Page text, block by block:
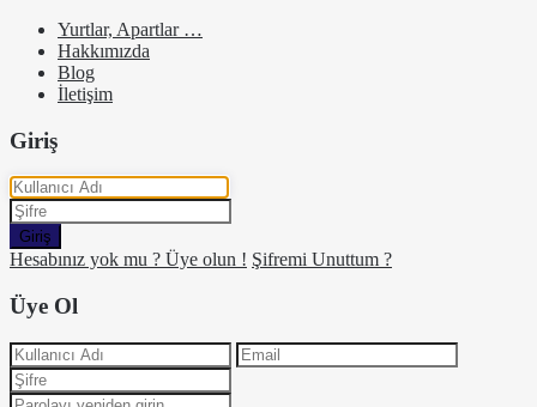
Yurtlar, Apartlar …
Hakkımızda
Blog
İletişim
Giriş
Giriş
Hesabınız yok mu ? Üye olun ! Şifremi Unuttum ?
Üye Ol